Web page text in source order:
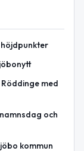
med
och
kommun